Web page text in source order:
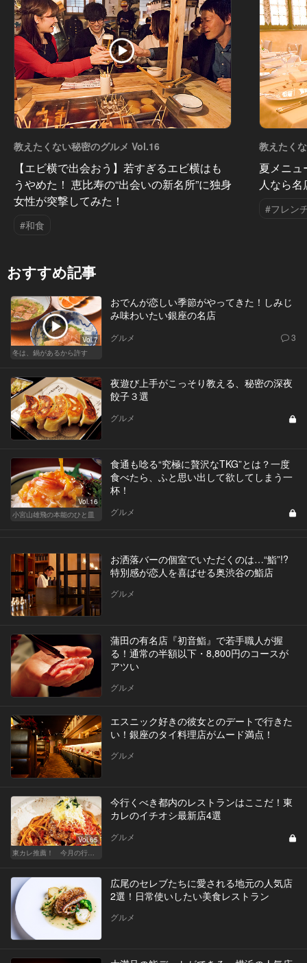
教えたくない秘密のグルメ Vol.16
【エビ横で出会おう】若すぎるエビ横はも
うやめた！ 恵比寿の“出会いの新名所”に独身
女性が突撃してみた！
#和食
教えたく
夏メニ
人なら
#フレン
おすすめ記事
Vol.7
冬は、鍋があるから許す
おでんが恋しい季節がやってきた！しみじ
み味わいたい銀座の名店
グルメ 3
夜遊び上手がこっそり教える、秘密の深夜
餃子３選
グルメ
Vol.16
小宮山雄飛の本能のひと皿
食通も唸る“究極に贅沢なTKG”とは？一度
食べたら、ふと思い出して欲してしまう一
杯！
グルメ
お洒落バーの個室でいただくのは…“鮨”!?
特別感が恋人を喜ばせる奥渋谷の鮨店
グルメ
蒲田の有名店『初音鮨』で若手職人が握
る！通常の半額以下・8,800円のコースが
アツい
グルメ
エスニック好きの彼女とのデートで行きた
い！銀座のタイ料理店がムード満点！
グルメ
Vol.65
今行くべき都内のレストランはここだ！東
カレのイチオシ最新店4選
グルメ
広尾のセレブたちに愛される地元の人気店
2選！日常使いしたい美食レストラン
グルメ